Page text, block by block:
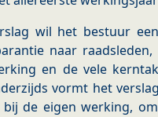
wil het bestuur
naar
en de vele
vormt het
de eigen werking,